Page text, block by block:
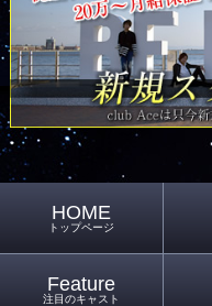
HOME
トップページ
Feature
注目のキャスト